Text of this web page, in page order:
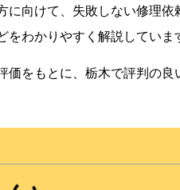
向けて、失敗しない修理
わかりやすく解説していま
をもとに、栃木で評判の